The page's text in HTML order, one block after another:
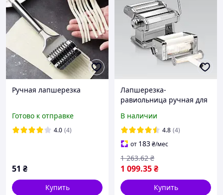
Ручная лапшерезка
Готово к отправке
4.0 (4)
51 ₴
Купить
Лапшерезка-
равиольница ручная для
MR 1679R
В наличии
4.8 (4)
от 183₴/мес
1 099.35₴
1 263.62 ₴
Купить